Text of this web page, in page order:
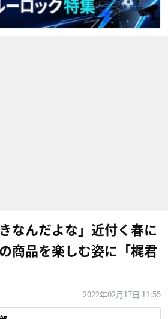
なんだよな」近付く春に
商品を楽しむ姿に「梶君
2022年02月17日 11:55